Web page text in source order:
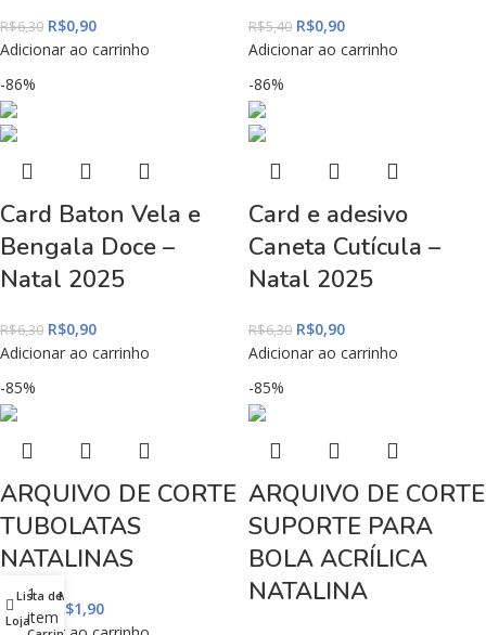
R$6,30 R$0,90
Adicionar ao carrinho
R$5,40 R$0,90
Adicionar ao carrinho
-86%
Card Baton Vela e
Bengala Doce –
Natal 2025
R$6,30 R$0,90
Adicionar ao carrinho
-86%
Card e adesivo
Caneta Cutícula –
Natal 2025
R$6,30 R$0,90
Adicionar ao carrinho
-85%
ARQUIVO DE CORTE
TUBOLATAS
NATALINAS
R$ 13,00 R$1,90
-85%
ARQUIVO DE CORTE
SUPORTE PARA
BOLA ACRÍLICA
NATALINA
Loja
Lista de desejos
1
item
Minha conta